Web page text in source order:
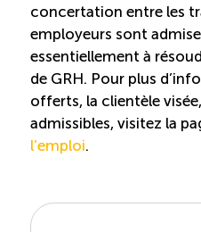
Catalogue de
ÉTUDES
EN
concertation entre les
employeurs sont
essentiellement à
de GRH. Pour plus
offerts, la clientèle
admissibles, visitez la
l’emploi.